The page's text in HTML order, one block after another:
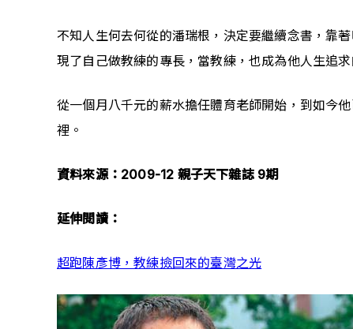
不知人生何去何從的潘瑞根，決定要繼續念書，靠
現了自己做教練的專長，當教練，也成為他人生追求
從一個月八千元的薪水擔任體育老師開始，到如今
裡。
資料來源：2009-12 親子天下雜誌 9期
延伸閱讀：
超跑陳彥博，教練撿回來的臺灣之光